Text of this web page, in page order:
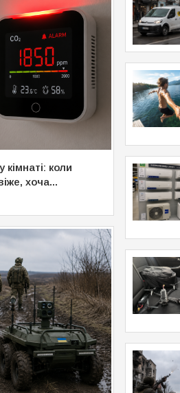
кімнаті: коли
хоча...